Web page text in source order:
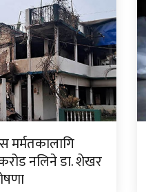
मर्मतकालागि
नलिने डा. शेखर